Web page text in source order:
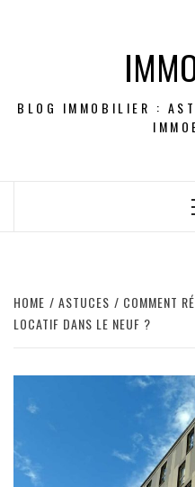
BLOG IMMOBILIER :
HOME ASTUCES
COMMENT
LOCATIF DANS LE NEUF ?